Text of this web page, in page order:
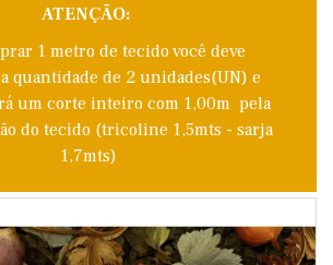
ATENÇÃO:
1 metro de tecido você deve
quantidade de 2 unidades(UN) e
um corte inteiro com 1,00m pela
do tecido (tricoline 1,5mts - sarja
1,7mts)